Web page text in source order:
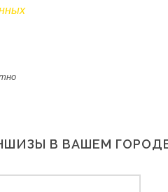
В ВАШЕМ